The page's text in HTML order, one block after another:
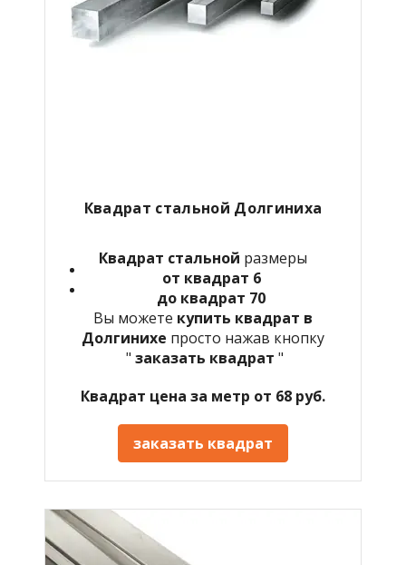
Квадрат стальной Долгиниха
Квадрат стальной размеры
от квадрат 6
до квадрат 70
Вы можете купить квадрат в
Долгинихе просто нажав кнопку
" заказать квадрат "
Квадрат цена за метр от 68 руб.
заказать квадрат